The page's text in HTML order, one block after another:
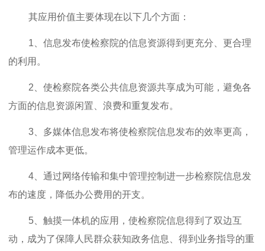
其应用价值主要体现在以下几个方面：
1、信息发布使检察院的信息资源得到更充分、更合理
的利用。
2、使检察院各类公共信息资源共享成为可能，避免各
方面的信息资源闲置、浪费和重复发布。
3、多媒体信息发布将使检察院信息发布的效率更高，
管理运作成本更低。
4、通过网络传输和集中管理控制进一步检察院信息发
布的速度，降低办公费用的开支。
5、触摸一体机的应用，使检察院信息得到了双边互
动，成为了保障人民群众获知政务信息、得到业务指导的重